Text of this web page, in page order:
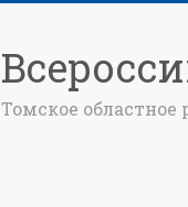
Томское